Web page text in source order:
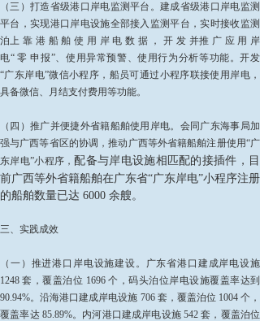
（三）打造省级港口岸电监测平台。建成省级港口岸电监测
平台，实现港口岸电设施全部接入监测平台，实时接收监测
泊上 靠 港 船 舶 使 用 岸 电 数 据 ， 开 发 并推 广 应 用 岸
电“ 零 申报”、使用异常预警、使用行为分析等功能。开发
“广东岸电”微信小程序，船员可通过小程序联接使用岸电，
具备微信、月结支付费用等功能。
（四）推广并便捷外省籍船舶使用岸电。会同广东海事局加
强与广西等省区的协调，推动广西等外省籍船舶注册使用“广
东岸电”小程序， 配备与岸电设施相匹配的接插件，目
前广西等外省籍船舶在广东省“广东岸电”小程序注册
的船舶数量已达 6000 余艘。
三、实践成效
（一）推进港口岸电设施建设。广东省港口建成岸电设施
1248 套，覆盖泊位 1696 个，码头泊位岸电设施覆盖率达到
90.94%。沿海港口建成岸电设施 706 套，覆盖泊位 1004 个，
覆盖率达 85.89%。内河港口建成岸电设施 542 套，覆盖泊位